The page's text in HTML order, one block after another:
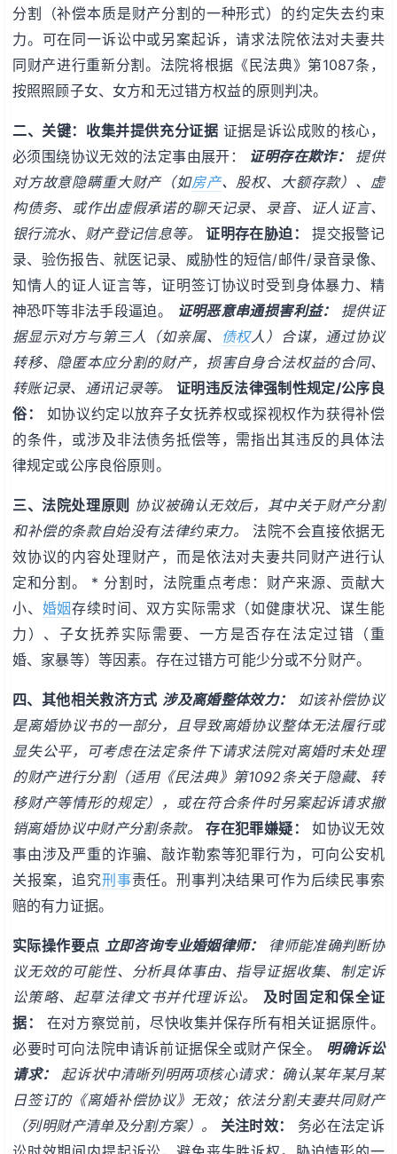
分割（补偿本质是财产分割的一种形式）的约定失去约束
力。可在同一诉讼中或另案起诉，请求法院依法对夫妻共
同财产进行重新分割。法院将根据《民法典》第1087条，
按照照顾子女、女方和无过错方权益的原则判决。
二、关键：收集并提供充分证据 证据是诉讼成败的核心，
必须围绕协议无效的法定事由展开： 证明存在欺诈：
提供
对方故意隐瞒重大财产（如房产、股权、大额存款）、虚
构债务、或作出虚假承诺的聊天记录、录音、证人证言、
银行流水、财产登记信息等。证明存在胁迫：
提交报警记
录、验伤报告、就医记录、威胁性的短信/邮件/录音录像、
知情人的证人证言等，证明签订协议时受到身体暴力、精
神恐吓等非法手段逼迫。
证明恶意串通损害利益：
提供证
据显示对方与第三人（如亲属、
债权人）合谋，通过协议
转移、隐匿本应分割的财产，损害自身合法权益的合同、
转账记录、通讯记录等。证明违反法律强制性规定/公序良
俗：
如协议约定以放弃子女抚养权或探视权作为获得补偿
的条件，或涉及非法债务抵偿等，需指出其违反的具体法
律规定或公序良俗原则。
三、法院处理原则 协议被确认无效后，其中关于财产分割
和补偿的条款自始没有法律约束力。 法院不会直接依据无
效协议的内容处理财产，而是依法对夫妻共同财产进行认
定和分割。 * 分割时，法院重点考虑：财产来源、贡献大
小、 婚姻存续时间、双方实际需求（如健康状况、谋生能
力）、子女抚养实际需要、一方是否存在法定过错（重
婚、家暴等）等因素。存在过错方可能少分或不分财产。
四、其他相关救济方式 涉及离婚整体效力：
如该补偿协议
是离婚协议书的一部分，且导致离婚协议整体无法履行或
显失公平，可考虑在法定条件下请求法院对离婚时未处理
的财产进行分割（适用《民法典》第1092条关于隐藏、转
移财产等情形的规定），或在符合条件时另案起诉请求撤
销离婚协议中财产分割条款。存在犯罪嫌疑：
如协议无效
事由涉及严重的诈骗、敲诈勒索等犯罪行为，可向公安机
关报案，追究刑事责任。刑事判决结果可作为后续民事索
赔的有力证据。
实际操作要点 立即咨询专业婚姻律师：
律师能准确判断协
议无效的可能性、分析具体事由、指导证据收集、制定诉
讼策略、起草法律文书并代理诉讼。 及时固定和保全证
据：
在对方察觉前，尽快收集并保存所有相关证据原件。
必要时可向法院申请诉前证据保全或财产保全。 明确诉讼
请求：
起诉状中清晰列明两项核心请求：确认某年某月某
日签订的《离婚补偿协议》无效；依法分割夫妻共同财产
（列明财产清单及分割方案）。 关注时效：
务必在法定诉